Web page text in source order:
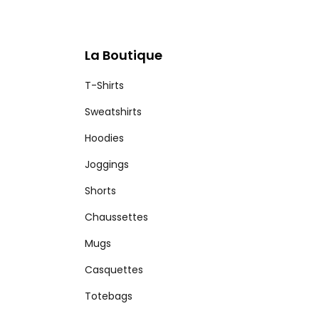
La Boutique
T-Shirts
Sweatshirts
Hoodies
Joggings
Shorts
Chaussettes
Mugs
Casquettes
Totebags